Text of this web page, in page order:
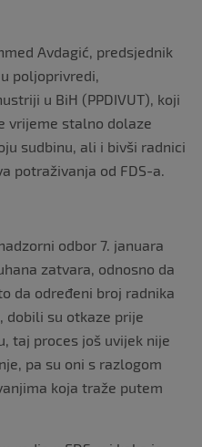
Avdagić, predsjednik
poljoprivredi,
u BiH (PPDIVUT), koji
vrijeme stalno dolaze
sudbinu, ali i bivši radnici
potraživanja od FDS-a.
odbor 7. januara
zatvara, odnosno da
da određeni broj radnika
dobili su otkaze prije
taj proces još uvijek nije
pa su oni s razlogom
koja traže putem